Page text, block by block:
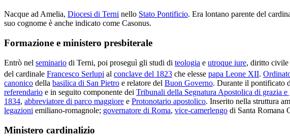
Nacque ad Amelia, Diocesi di Terni nello Stato Pontificio. Era lontano parente del
suo cognome è anche indicato come Casonus.
Formazione e ministero presbiterale
Entrò nel seminario di Terni, poi proseguì gli studi di teologia e utroque iure, diritto civile
del cardinale Francesco Serlupi al conclave del 1823 che elesse papa Leone XII.
canonico della basilica di San Pietro e relatore del Buon Governo. Durante il pontificato
referendario e in seguito componente dei Tribunali della Segnatura Apostolica di grazia e
1834, abbreviatore di parco maggiore e Protonotario apostolico. Inserito nella struttura
legazioni emiliano-romagnole; governatore di Roma, vice-camerlengo di Santa Romana
Ministero cardinalizio